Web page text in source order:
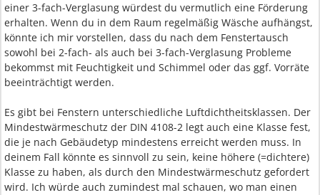
einer 3-fach-Verglasung würdest du vermutlich eine Förderung
erhalten. Wenn du in dem Raum regelmäßig Wäsche aufhängst,
könnte ich mir vorstellen, dass du nach dem Fenstertausch
sowohl bei 2-fach- als auch bei 3-fach-Verglasung Probleme
bekommst mit Feuchtigkeit und Schimmel oder das ggf. Vorräte
beeinträchtigt werden.
Es gibt bei Fenstern unterschiedliche Luftdichtheitsklassen. Der
Mindestwärmeschutz der DIN 4108-2 legt auch eine Klasse fest,
die je nach Gebäudetyp mindestens erreicht werden muss. In
deinem Fall könnte es sinnvoll zu sein, keine höhere (=dichtere)
Klasse zu haben, als durch den Mindestwärmeschutz gefordert
wird. Ich würde auch zumindest mal schauen, wo man einen